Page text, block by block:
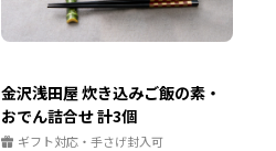
金沢浅田屋 炊き込みご飯の素・
おでん詰合せ 計3個
ギフト対応・手さげ封入可